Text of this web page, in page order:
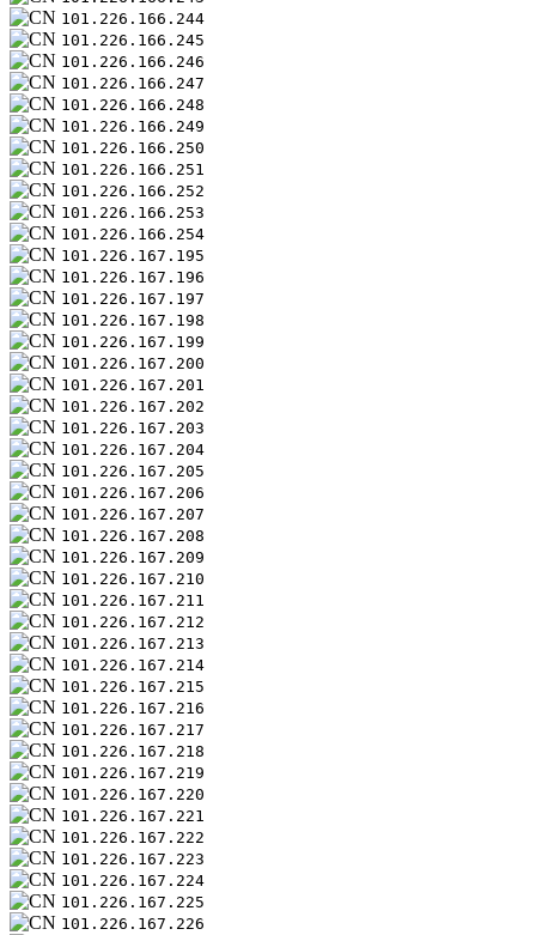
101.226.166.244
101.226.166.245
101.226.166.246
101.226.166.247
101.226.166.248
101.226.166.249
101.226.166.250
101.226.166.251
101.226.166.252
101.226.166.253
101.226.166.254
101.226.167.195
101.226.167.196
101.226.167.197
101.226.167.198
101.226.167.199
101.226.167.200
101.226.167.201
101.226.167.202
101.226.167.203
101.226.167.204
101.226.167.205
101.226.167.206
101.226.167.207
101.226.167.208
101.226.167.209
101.226.167.210
101.226.167.211
101.226.167.212
101.226.167.213
101.226.167.214
101.226.167.215
101.226.167.216
101.226.167.217
101.226.167.218
101.226.167.219
101.226.167.220
101.226.167.221
101.226.167.222
101.226.167.223
101.226.167.224
101.226.167.225
101.226.167.226